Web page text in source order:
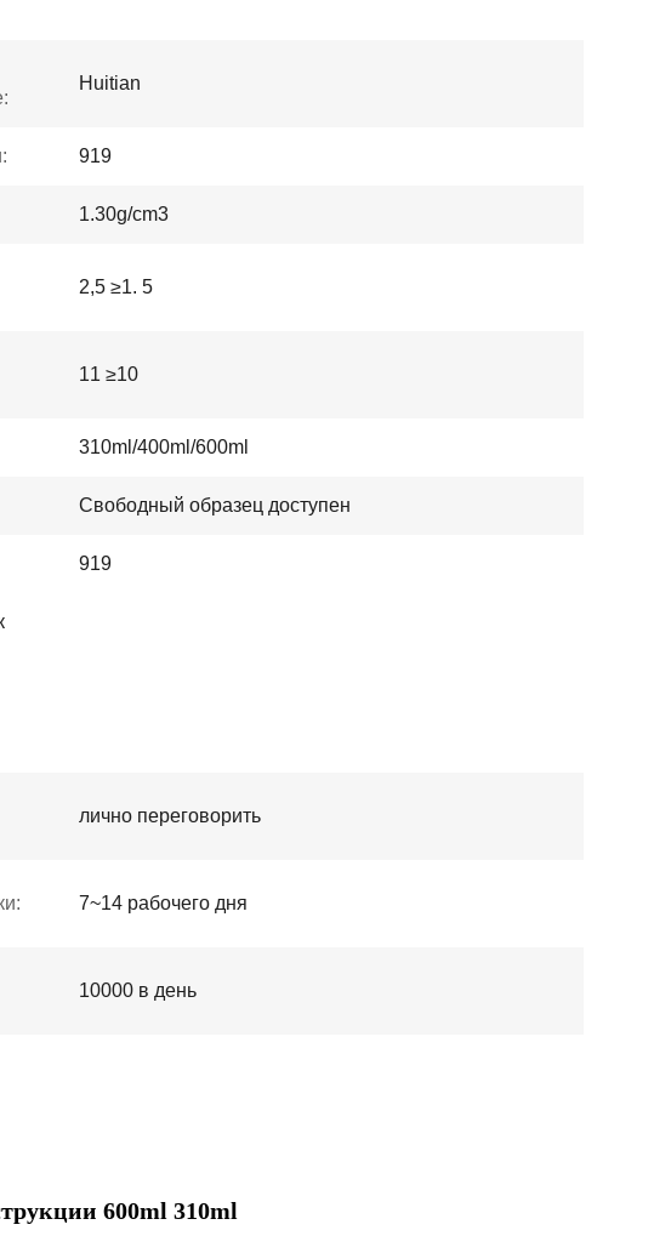
Huitian
919
1.30g/cm3
2,5 ≥1. 5
11 ≥10
310ml/400ml/600ml
Свободный образец доступен
919
лично переговорить
7~14 рабочего дня
10000 в день
600ml 310ml